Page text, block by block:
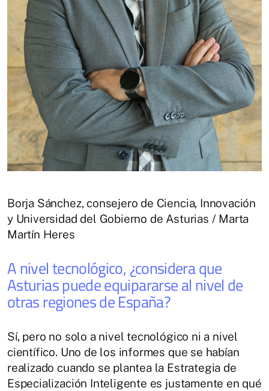
Borja Sánchez, consejero de Ciencia, Innovación
y Universidad del Gobierno de Asturias / Marta
Martín Heres
A nivel tecnológico, ¿considera que
Asturias puede equipararse al nivel de
otras regiones de España?
Sí, pero no solo a nivel tecnológico ni a nivel
científico. Uno de los informes que se habían
realizado cuando se plantea la Estrategia de
Especialización Inteligente es justamente en qué